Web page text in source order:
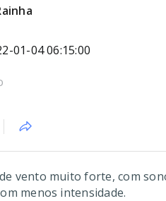
01-04 06:15:00
vento muito forte, com
menos intensidade.